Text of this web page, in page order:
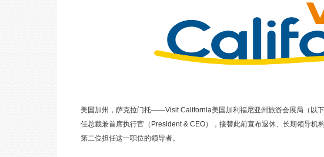
美国加州，萨克拉门托——Visit California美国加利福尼亚州旅游会展局（以
任总裁兼首席执行官（President & CEO），接替此前宣布退休、长期领导
第二位担任这一职位的领导者。